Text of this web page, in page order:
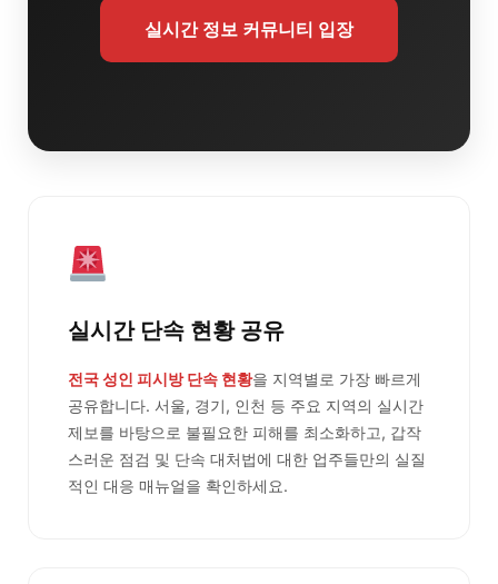
실시간 정보 커뮤니티 입장
실시간 단속 현황 공유
전국 성인 피시방 단속 현황을 지역별로 가장 빠르게
공유합니다. 서울, 경기, 인천 등 주요 지역의 실시간
제보를 바탕으로 불필요한 피해를 최소화하고, 갑작
스러운 점검 및 단속 대처법에 대한 업주들만의 실질
적인 대응 매뉴얼을 확인하세요.